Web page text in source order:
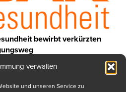
verwalten
und unseren Service zu
bewirbt verkürzten